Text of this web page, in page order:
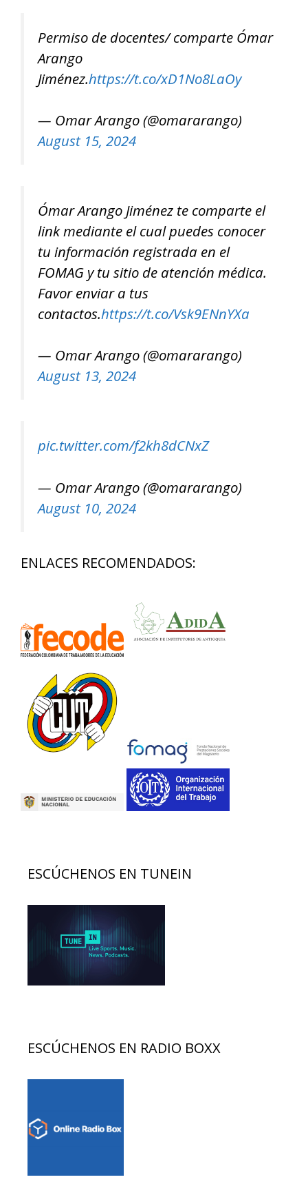
Permiso de docentes/ comparte Ómar
Arango
Jiménez.https://t.co/xD1No8LaOy
— Omar Arango (@omararango)
August 15, 2024
Ómar Arango Jiménez te comparte el
link mediante el cual puedes conocer
tu información registrada en el
FOMAG y tu sitio de atención médica.
Favor enviar a tus
contactos.https://t.co/Vsk9ENnYXa
— Omar Arango (@omararango)
August 13, 2024
pic.twitter.com/f2kh8dCNxZ
— Omar Arango (@omararango)
August 10, 2024
ENLACES RECOMENDADOS:
ESCÚCHENOS EN TUNEIN
ESCÚCHENOS EN RADIO BOXX